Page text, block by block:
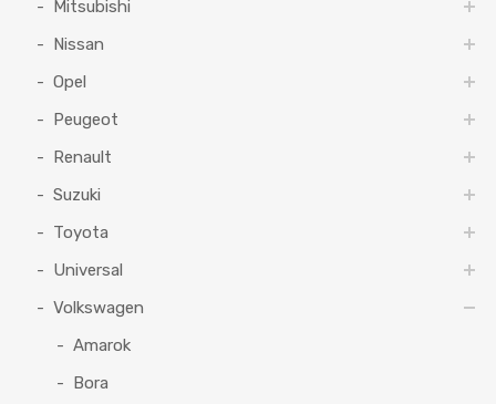
Mitsubishi
Nissan
Opel
Peugeot
Renault
Suzuki
Toyota
Universal
Volkswagen
Amarok
Bora